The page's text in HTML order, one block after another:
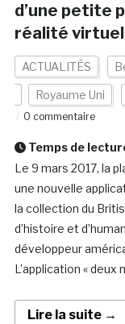
d’une petite
réalité
ACTUALITÉS
Royaume Uni
0 commentaire
Temps de
Le 9 mars 2017, la
une nouvelle
la collection du
d’histoire et
développeur
L’application « deux
Lire la suite →